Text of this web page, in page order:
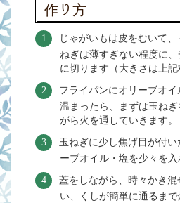
作り方
じゃがいもは皮をむいて
ねぎは薄すぎない程度に
に切ります（大きさは上記
フライパンにオリーブオ
温まったら、まずは玉ね
がら火を通していきます。
玉ねぎに少し焦げ目が付
ーブオイル・塩を少々を入
蓋をしながら、時々かき混
い、くしが簡単に通るまで